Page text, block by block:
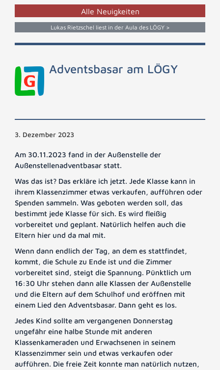
Alle Neuigkeiten
Lukas Rietzschel liest in der Aula des LÖGY >
Adventsbasar am LÖGY
3. Dezember 2023
Am 30.11.2023 fand in der Außenstelle der
Außenstellenadventbasar statt.
Was das ist? Das erkläre ich jetzt. Jede Klasse kann in
ihrem Klassenzimmer etwas verkaufen, aufführen oder
Spenden sammeln. Was geboten werden soll, das
bestimmt jede Klasse für sich. Es wird fleißig
vorbereitet und geplant. Natürlich helfen auch die
Eltern hier und da mal mit.
Wenn dann endlich der Tag, an dem es stattfindet,
kommt, die Schule zu Ende ist und die Zimmer
vorbereitet sind, steigt die Spannung. Pünktlich um
16:30 Uhr stehen dann alle Klassen der Außenstelle
und die Eltern auf dem Schulhof und eröffnen mit
einem Lied den Adventsbasar. Dann geht es los.
Jedes Kind sollte am vergangenen Donnerstag
ungefähr eine halbe Stunde mit anderen
Klassenkameraden und Erwachsenen in seinem
Klassenzimmer sein und etwas verkaufen oder
aufführen. Die freie Zeit konnte man natürlich nutzen,